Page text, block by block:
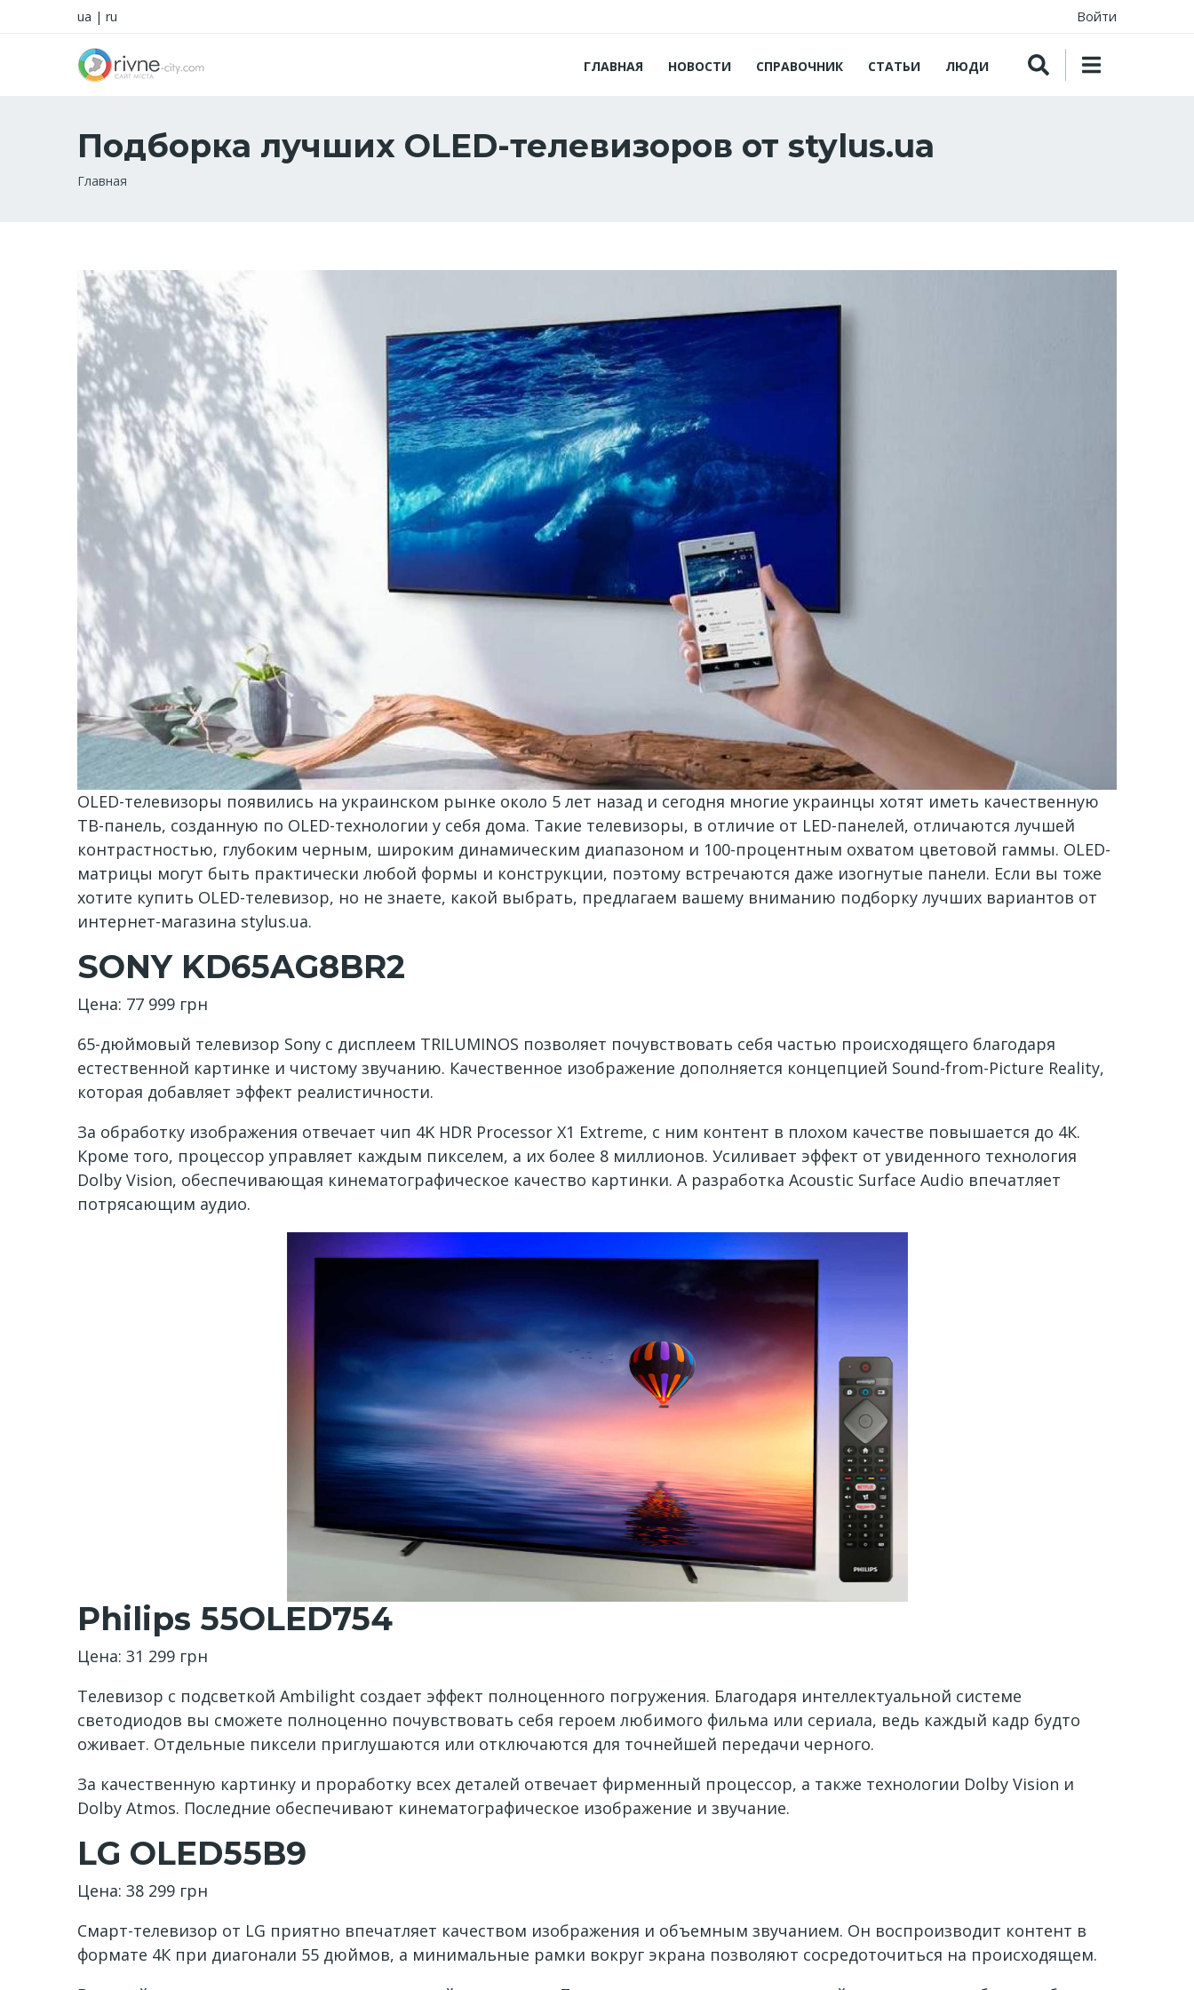
ua | ru Войти
ГЛАВНАЯ НОВОСТИ СПРАВОЧНИК СТАТЬИ ЛЮДИ
Подборка лучших OLED-телевизоров от stylus.ua
Строка
Главная
OLED-телевизоры появились на украинском рынке около 5 лет назад и сегодня многие украинцы хотят иметь качественную
ТВ-панель, созданную по OLED-технологии у себя дома. Такие телевизоры, в отличие от LED-панелей, отличаются лучшей
контрастностью, глубоким черным, широким динамическим диапазоном и 100-процентным охватом цветовой гаммы. OLED-
матрицы могут быть практически любой формы и конструкции, поэтому встречаются даже изогнутые панели. Если вы тоже
хотите купить OLED-телевизор, но не знаете, какой выбрать, предлагаем вашему вниманию подборку лучших вариантов от
интернет-магазина stylus.ua.
SONY KD65AG8BR2
Цена: 77 999 грн
65-дюймовый телевизор Sony с дисплеем TRILUMINOS позволяет почувствовать себя частью происходящего благодаря
естественной картинке и чистому звучанию. Качественное изображение дополняется концепцией Sound-from-Picture Reality,
которая добавляет эффект реалистичности.
За обработку изображения отвечает чип 4K HDR Processor X1 Extreme, с ним контент в плохом качестве повышается до 4К.
Кроме того, процессор управляет каждым пикселем, а их более 8 миллионов. Усиливает эффект от увиденного технология
Dolby Vision, обеспечивающая кинематографическое качество картинки. А разработка Acoustic Surface Audio впечатляет
потрясающим аудио.
Philips 55OLED754
Цена: 31 299 грн
Телевизор с подсветкой Ambilight создает эффект полноценного погружения. Благодаря интеллектуальной системе
светодиодов вы сможете полноценно почувствовать себя героем любимого фильма или сериала, ведь каждый кадр будто
оживает. Отдельные пиксели приглушаются или отключаются для точнейшей передачи черного.
За качественную картинку и проработку всех деталей отвечает фирменный процессор, а также технологии Dolby Vision и
Dolby Atmos. Последние обеспечивают кинематографическое изображение и звучание.
LG OLED55B9
Цена: 38 299 грн
Смарт-телевизор от LG приятно впечатляет качеством изображения и объемным звучанием. Он воспроизводит контент в
формате 4К при диагонали 55 дюймов, а минимальные рамки вокруг экрана позволяют сосредоточиться на происходящем.